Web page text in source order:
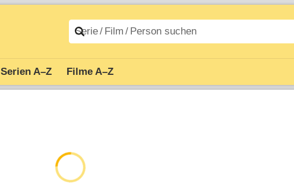
Serien A–Z Filme A–Z